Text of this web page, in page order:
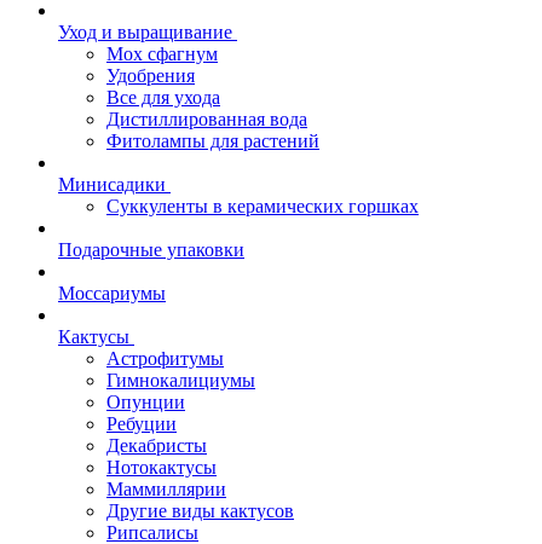
Уход и выращивание
Мох сфагнум
Удобрения
Все для ухода
Дистиллированная вода
Фитолампы для растений
Минисадики
Суккуленты в керамических горшках
Подарочные упаковки
Моссариумы
Кактусы
Астрофитумы
Гимнокалициумы
Опунции
Ребуции
Декабристы
Нотокактусы
Маммиллярии
Другие виды кактусов
Рипсалисы